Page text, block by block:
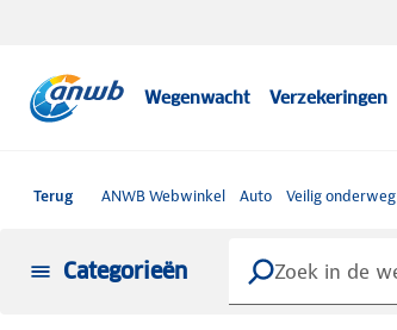
Wegenwacht Verzekeringen
Terug ANWB Webwinkel Auto Veilig onderweg
Categorieën